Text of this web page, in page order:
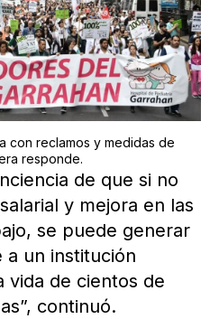
con reclamos y medidas de
responde.
de que si no
y mejora en las
se puede generar
a un institución
vida de cientos de
continuó.